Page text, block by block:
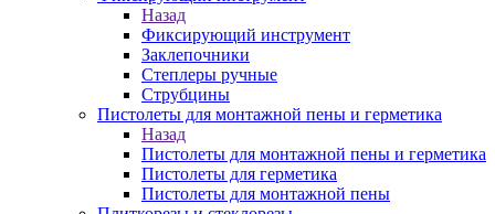
Назад
Фиксирующий инструмент
Заклепочники
Степлеры ручные
Струбцины
Пистолеты для монтажной пены и герметика
Назад
Пистолеты для монтажной пены и герметика
Пистолеты для герметика
Пистолеты для монтажной пены